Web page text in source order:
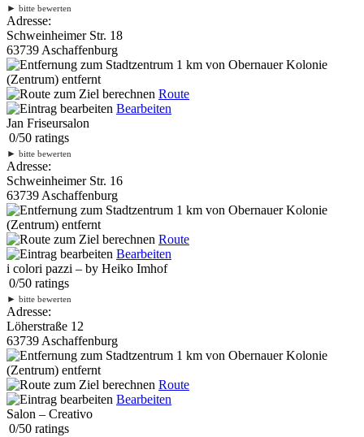
► bitte bewerten
Adresse:
Schweinheimer Str. 18
63739 Aschaffenburg
1 km von Obernauer Kolonie
(Zentrum) entfernt
Route
Bearbeiten
Jan Friseursalon
0/50 ratings
► bitte bewerten
Adresse:
Schweinheimer Str. 16
63739 Aschaffenburg
1 km von Obernauer Kolonie
(Zentrum) entfernt
Route
Bearbeiten
i colori pazzi – by Heiko Imhof
0/50 ratings
► bitte bewerten
Adresse:
Löherstraße 12
63739 Aschaffenburg
1 km von Obernauer Kolonie
(Zentrum) entfernt
Route
Bearbeiten
Salon – Creativo
0/50 ratings